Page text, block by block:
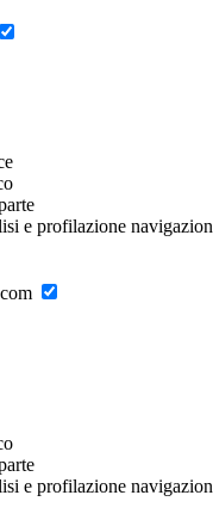
e profilazione
e profilazione